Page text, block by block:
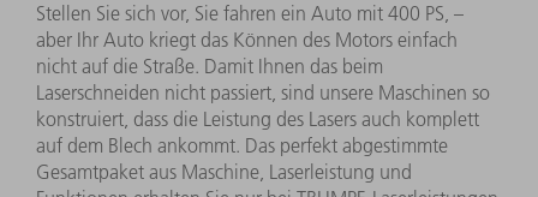
Stellen Sie sich vor, Sie fahren ein Auto mit 400 PS, –
aber Ihr Auto kriegt das Können des Motors einfach
nicht auf die Straße. Damit Ihnen das beim
Laserschneiden nicht passiert, sind unsere Maschinen so
konstruiert, dass die Leistung des Lasers auch komplett
auf dem Blech ankommt. Das perfekt abgestimmte
Gesamtpaket aus Maschine, Laserleistung und